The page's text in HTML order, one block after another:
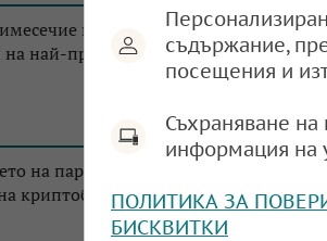
на годината: Къщата
на най-предпочитаното жилище у
13:02
на пари: Регулаторите в Япония
криптоборсите в страната
съдържание,
посещения и
Съхраняване
информация на
ПОЛИТИКА ЗА
БИСКВИТКИ